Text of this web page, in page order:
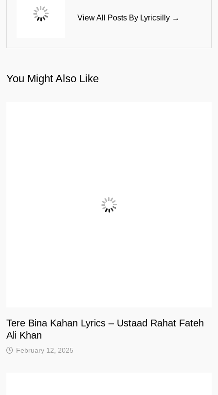
View All Posts By Lyricsilly →
You Might Also Like
Tere Bina Kahan Lyrics – Ustaad Rahat Fateh
Ali Khan
February 12, 2025